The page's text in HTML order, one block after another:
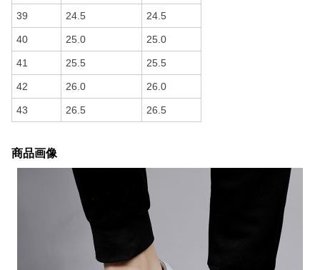
39 24.5 24.5
40 25.0 25.0
41 25.5 25.5
42 26.0 26.0
43 26.5 26.5
商品画像